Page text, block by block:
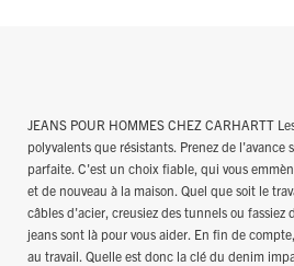
JEANS POUR HOMMES CHEZ CARHARTT
polyvalents que résistants. Prenez de l'avance
parfaite. C'est un choix fiable, qui vous
et de nouveau à la maison. Quel que soit le
câbles d'acier, creusiez des tunnels ou fassiez
jeans sont là pour vous aider. En fin de
au travail. Quelle est donc la clé du denim